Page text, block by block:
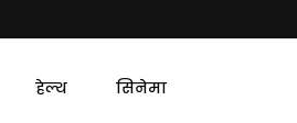
हेल्थ सिनेमा